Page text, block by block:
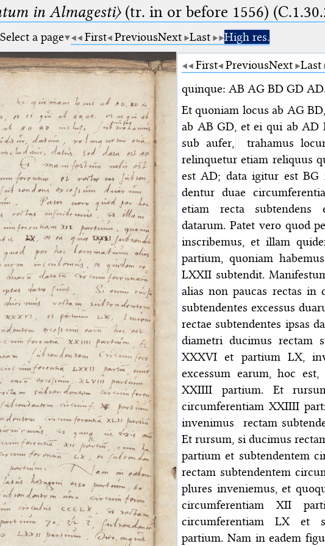
in Almagesti〉(tr. in or before 1556)
Select a page First PreviousNext Last
High res.
First PreviousNext Last
quinque: AB AG BD GD
Et quoniam locus ab AG
ab AB GD, et ei qui ab AD
sub aufer,
trahamus
relinquetur etiam reliquus
est AD; data igitur est BG
dentur duae
etiam recta subtendens
datarum. Patet vero quod
inscribemus, et illam
partium, quoniam
LXXII subtendit.
alias non paucas rectas in
subtendentes excessus
rectae subtendentes ipsas
diametri ducimus rectam
XXXVI et partium LX,
excessum earum, hoc
XXIIII partium. Et
circumferentiam XXIIII
invenimus
rectam
Et rursum, si ducimus
partium et subtendentem
rectam subtendentem
plures inveniemus, et
circumferentiam XII
circumferentiam LX et
partium. Nam in eadem